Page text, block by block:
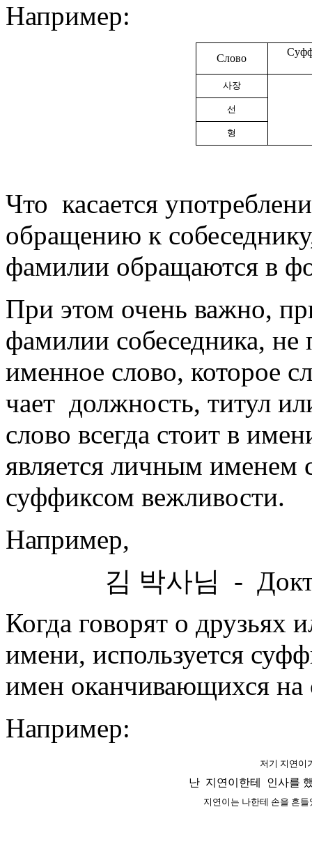
Например:
Слово
사장
선
형
Что касается
обращению к
фамилии обращаются в
При этом очень важно,
фамилии собесед­ника, не
именное слово, которое
чает долж­ность, титул
слово всегда стоит в
является личным име­нем
суффиксом вежливости.
Например,
김 박사님
-
Когда говорят о
имени, исполь­зу­ется
имен оканчивающихся на
Например:
저기 지연이
난 지연이한테 인사를
지연이는 나한테 손을 흔들